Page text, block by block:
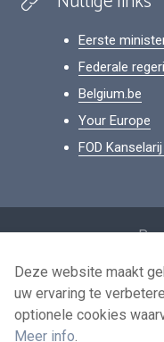
Eerste
Federale
Belgium.be
Your Europe
FOD
Deze website maakt
uw ervaring te
optionele cookies
Meer info.